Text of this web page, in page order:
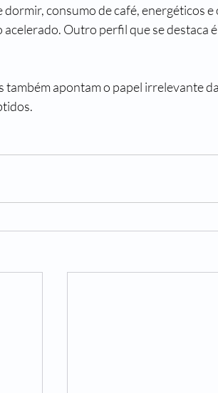
dormir, consumo de café, energéticos
Outro perfil que se destaca
também apontam o papel irrelevante